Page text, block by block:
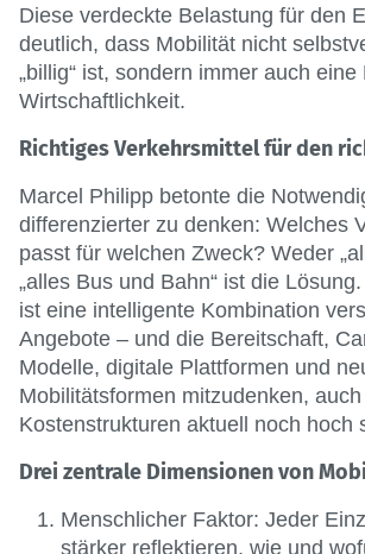
Diese verdeckte Belastung für den
deutlich, dass Mobilität nicht
„billig“ ist, sondern immer auch eine
Wirtschaftlichkeit.
Richtiges Verkehrsmittel für den
Marcel Philipp betonte die
differenzierter zu denken: Welches
passt für welchen Zweck? Weder
„alles Bus und Bahn“ ist die
ist eine intelligente Kombination
Angebote – und die Bereitschaft,
Modelle, digitale Plattformen und
Mobilitätsformen mitzudenken,
Kostenstrukturen aktuell noch hoch
Drei zentrale Dimensionen von
Menschlicher Faktor: Jeder
stärker reflektieren, wie und